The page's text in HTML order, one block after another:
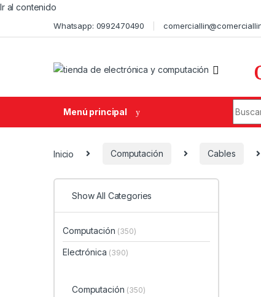
Ir al contenido
Whatsapp: 0992470490
Menú principal
Inicio Computación Cables
Show All Categories
Computación (350)
Electrónica (390)
Computación (350)